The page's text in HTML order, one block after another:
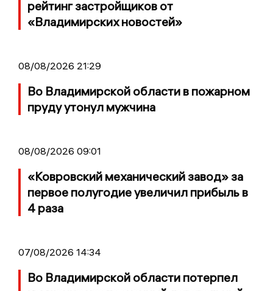
рейтинг застройщиков от
«Владимирских новостей»
08/08/2026 21:29
Во Владимирской области в пожарном
пруду утонул мужчина
08/08/2026 09:01
«Ковровский механический завод» за
первое полугодие увеличил прибыль в
4 раза
07/08/2026 14:34
Во Владимирской области потерпел